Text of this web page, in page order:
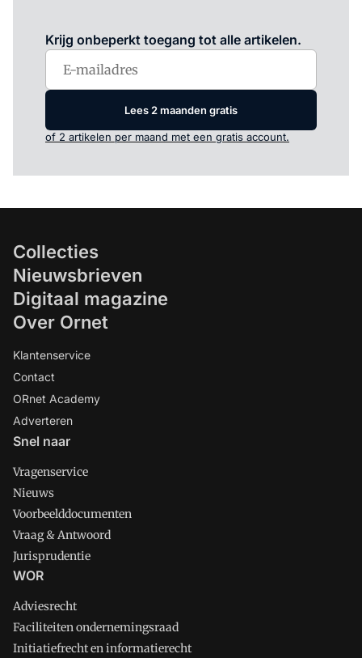
Krijg onbeperkt toegang tot alle artikelen.
Lees 2 maanden gratis
of 2 artikelen per maand met een gratis account.
Collecties
Nieuwsbrieven
Digitaal magazine
Over Ornet
Klantenservice
Contact
ORnet Academy
Adverteren
Snel naar
Vragenservice
Nieuws
Voorbeelddocumenten
Vraag & Antwoord
Jurisprudentie
WOR
Adviesrecht
Faciliteiten ondernemingsraad
Initiatiefrecht en informatierecht